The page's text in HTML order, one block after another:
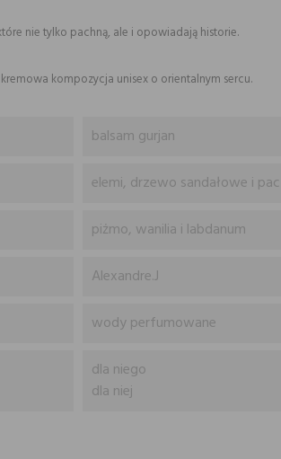
nie tylko pachną, ale i opowiadają historie.
kompozycja unisex o orientalnym sercu.
balsam gurjan
elemi, drzewo sandałowe i
piżmo, wanilia i labdanum
Alexandre.J
wody perfumowane
dla niego
dla niej